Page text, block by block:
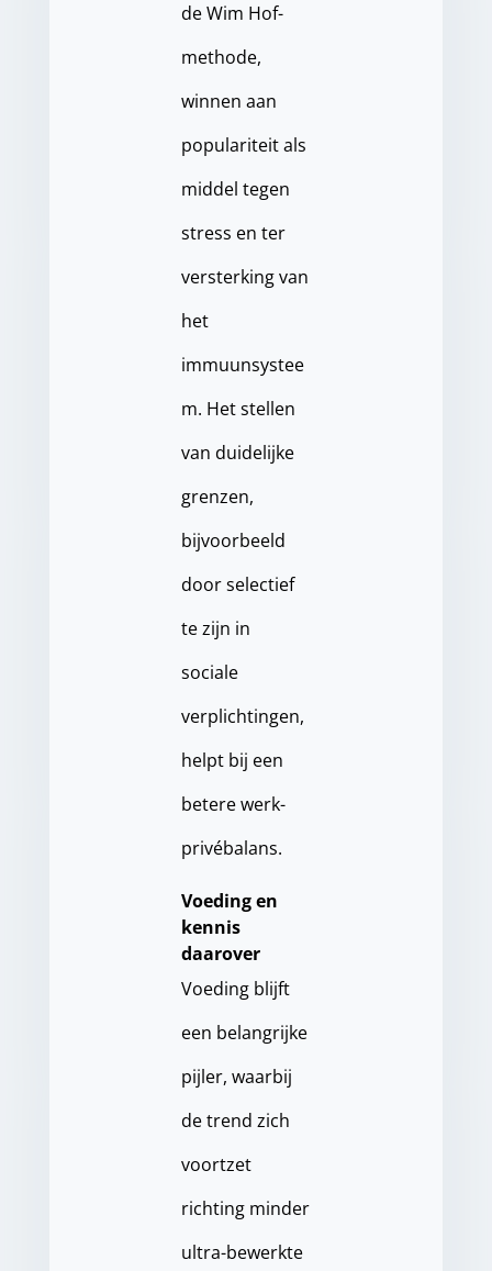
de Wim Hof-
methode,
winnen aan
populariteit als
middel tegen
stress en ter
versterking van
het
immuunsystee
m. Het stellen
van duidelijke
grenzen,
bijvoorbeeld
door selectief
te zijn in
sociale
verplichtingen,
helpt bij een
betere werk-
privébalans.
Voeding en
kennis
daarover
Voeding blijft
een belangrijke
pijler, waarbij
de trend zich
voortzet
richting minder
ultra-bewerkte